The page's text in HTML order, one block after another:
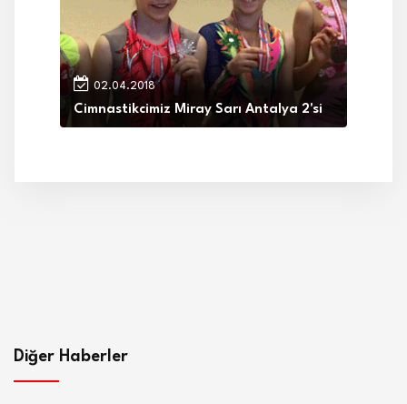
02.04.2018
Cimnastikcimiz Miray Sarı Antalya 2'si
Diğer Haberler